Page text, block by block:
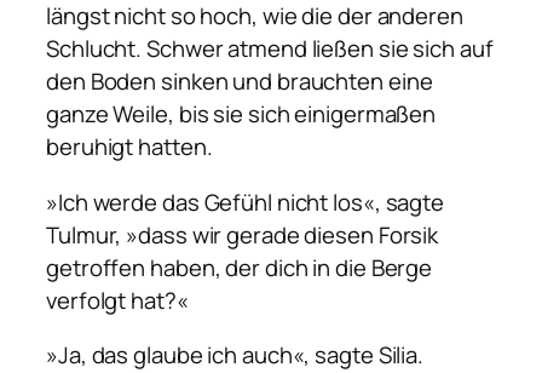
längst nicht so hoch, wie die der anderen
Schlucht. Schwer atmend ließen sie sich auf
den Boden sinken und brauchten eine
ganze Weile, bis sie sich einigermaßen
beruhigt hatten.
»Ich werde das Gefühl nicht los«, sagte
Tulmur, »dass wir gerade diesen Forsik
getroffen haben, der dich in die Berge
verfolgt hat?«
»Ja, das glaube ich auch«, sagte Silia.